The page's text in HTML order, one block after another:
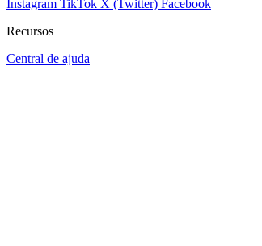
Instagram TikTok X (Twitter) Facebook
Recursos
Central de ajuda